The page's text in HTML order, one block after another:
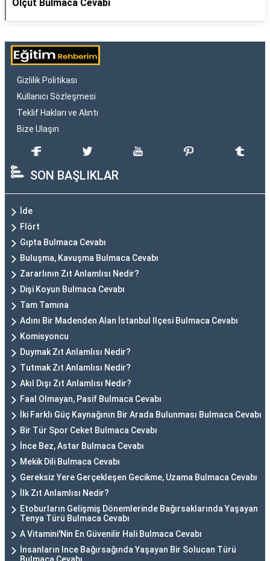
Ölçüt Bulmaca Cevabı
Gizlilik Politikası
Kullanıcı Sözleşmesi
Teklif Hakları ve Alıntı
Bize Ulaşın
SON BAŞLIKLAR
İde
Flört
Gıpta Bulmaca Cevabı
Buluşma, Kavuşma Bulmaca Cevabı
Zararlının Zıt Anlamlısı Nedir?
Dişi Koyun Bulmaca Cevabı
Tam Tamına
Adını Bir Madenden Alan İstanbul Ilçesi Bulmaca Cevabı
Komisyoncu
Duymak Zıt Anlamlısı Nedir?
Tutmak Zıt Anlamlısı Nedir?
Akıl Dışı Zıt Anlamlısı Nedir?
Faal Olmayan, Pasif Bulmaca Cevabı
İki Farklı Güç Kaynağının Bir Arada Bulunması Bulmaca Cevabı
Bir Tür Spor Ceket Bulmaca Cevabı
İnce Bez, Astar Bulmaca Cevabı
Mekik Dili Bulmaca Cevabı
Gereksiz Yere Gerçekleşen Gecikme, Uzama Bulmaca Cevabı
İlk Zıt Anlamlısı Nedir?
Etoburların Gelişmiş Dönemlerinde Bağırsaklarında Yaşayan
Tenya Türü Bulmaca Cevabı
A Vitamini'Nin En Güvenilir Hali Bulmaca Cevabı
İnsanların Ince Bağırsağında Yaşayan Bir Solucan Türü